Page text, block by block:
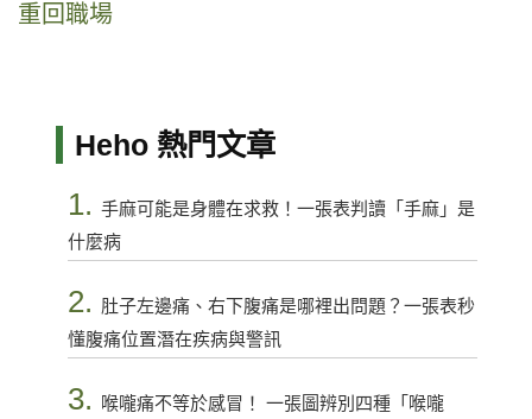
重回職場
Heho 熱門文章
1. 手麻可能是身體在求救！一張表判讀「手麻」是
什麼病
2. 肚子左邊痛、右下腹痛是哪裡出問題？一張表秒
懂腹痛位置潛在疾病與警訊
3.
喉嚨痛不等於感冒！ 一張圖辨別四種「喉嚨